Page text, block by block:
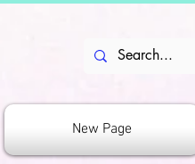
New Page